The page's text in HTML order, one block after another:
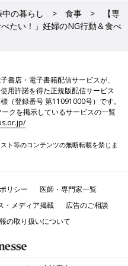
の暮らし 食事
【専
たい！」妊婦のNG行動＆食べ
書店・電子書籍配信サービスが、
用許諾を得た正規版配信サービス
（登録番号 第11091000号）です。
ークを掲示しているサービスの一覧
ト等のコンテンツの無断転載を禁じま
ポリシー
医師・専門家一覧
・メディア掲載
広告のご相談
の取り扱いについて